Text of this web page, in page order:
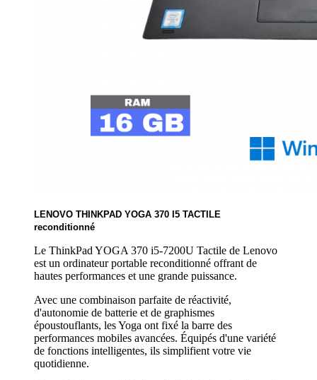
LENOVO THINKPAD YOGA 370 I5 TACTILE
reconditionné
Le ThinkPad YOGA 370 i5-7200U Tactile de Lenovo
est un ordinateur portable reconditionné offrant de
hautes performances et une grande puissance.
Avec une combinaison parfaite de réactivité,
d'autonomie de batterie et de graphismes
époustouflants, les Yoga ont fixé la barre des
performances mobiles avancées. Équipés d'une variété
de fonctions intelligentes, ils simplifient votre vie
quotidienne.